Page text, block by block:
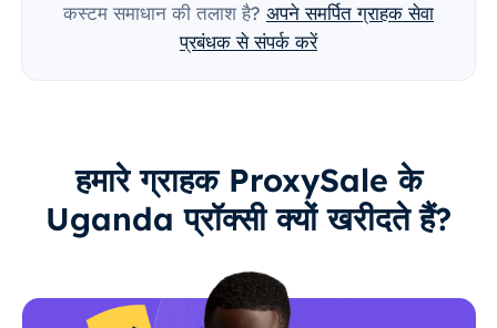
कस्टम समाधान की तलाश है? अपने समर्पित ग्राहक सेवा
प्रबंधक से संपर्क करें
हमारे ग्राहक ProxySale के
Uganda प्रॉक्सी क्यों खरीदते हैं?